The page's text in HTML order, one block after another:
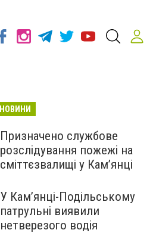
Призначено службове
розслідування пожежі на
сміттєзвалищі у Кам’янці
У Кам’янці-Подільському
патрульні виявили
нетверезого водія